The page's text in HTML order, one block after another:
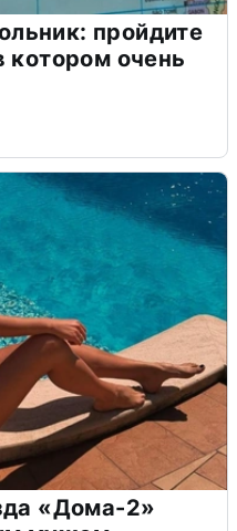
пройдите
котором очень
«Дома-2»